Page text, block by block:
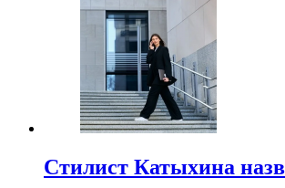
Стилист Катыхина